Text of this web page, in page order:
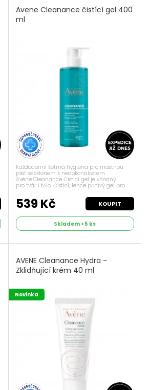
Avene Cleanance čistící gel 400
ml
Každodenní šetrná hygiena pro mastnou
pleť se sklonem k nedokonalostem.
Avène Cleanance Čisticí gel je vhodný
pro tvář i tělo. Čisticí, lehce pěnivý gel pro
Cleanance Čisticí gel je vhodný pro nositele...
539 Kč KOUPIT
Skladem > 5 ks
AVENE Cleanance Hydra -
Zklidňující krém 40 ml
Novinka